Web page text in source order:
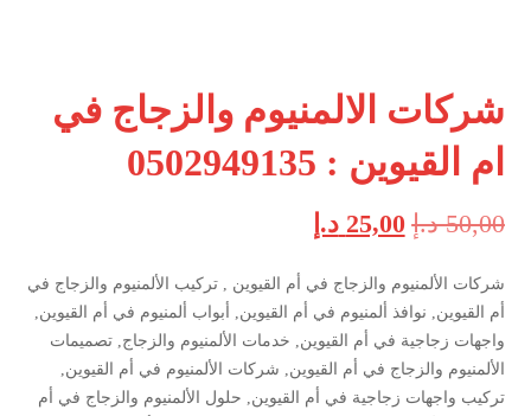
شركات الالمنيوم والزجاج في
ام القيوين : 0502949135
50,00 د.إ 25,00 د.إ
شركات الألمنيوم والزجاج في أم القيوين , تركيب الألمنيوم والزجاج في
أم القيوين, نوافذ ألمنيوم في أم القيوين, أبواب ألمنيوم في أم القيوين,
واجهات زجاجية في أم القيوين, خدمات الألمنيوم والزجاج, تصميمات
الألمنيوم والزجاج في أم القيوين, شركات الألمنيوم في أم القيوين,
تركيب واجهات زجاجية في أم القيوين, حلول الألمنيوم والزجاج في أم